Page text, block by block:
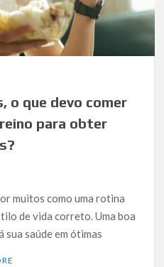
o que devo comer
para obter
muitos como uma rotina
de vida correto. Uma boa
saúde em ótimas